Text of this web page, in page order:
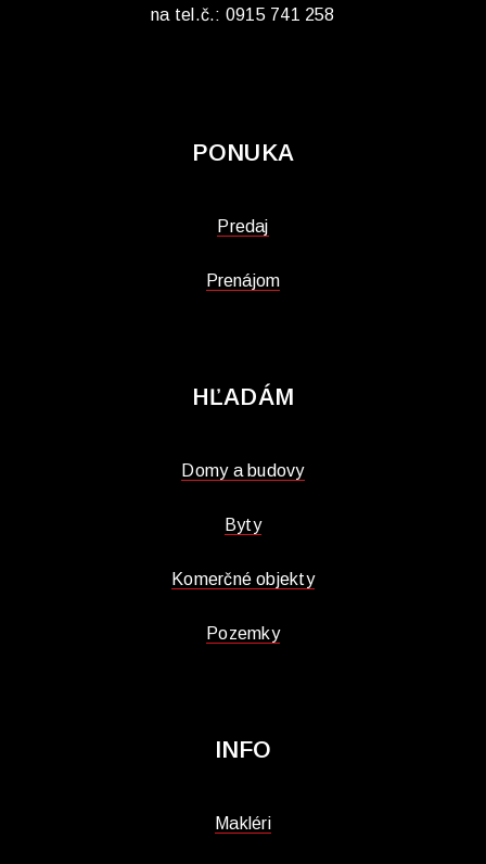
na tel.č.: 0915 741 258
PONUKA
Predaj
Prenájom
HĽADÁM
Domy a budovy
Byty
Komerčné objekty
Pozemky
INFO
Makléri